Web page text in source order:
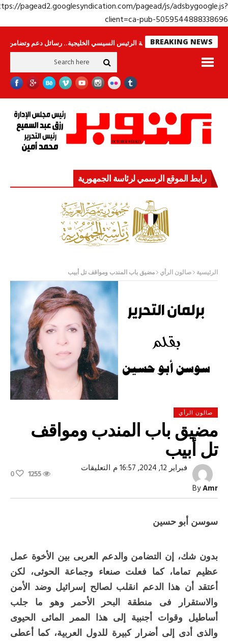
https://pagead2.googlesyndication.com/pagead/js/
client=ca-pub-
BREAKING NEWS
لا ينامون جولة الرئيس السيسي الخليجية.. رسائل دعم وتضامن للأشقاء
رابط الموقع الرسمي لرئاسة الجمهورية
الرئيسية صالون الرأي مضيق باب المندب ومواقف تل أبيب
صالون الرأي
مضيق باب المندب ومواقف
تل أبيب
ByAmr
فبراير 12, 2024, 16:57 م التعليقاتعلى
ومواقف
1255
0
سوسن أبو حسين
بدون شك، إن التضامن والدعم العربى بين الأخوة عمل
عظيم تماما، كما فعلت صنعاء وجماعة الحوثى، لكن
أعتقد أن هذا الدعم انقلب لصالح إسرائيل وضد الأمن
والاستقرار فى منطقة البحر الأحمر وهو ما جلب
أساطيل وقوات أجنبية إلى هذا الممر المائى الحيوى
والذى أدى إلى أضرار كبيرة للدول العربية، كما أعطى